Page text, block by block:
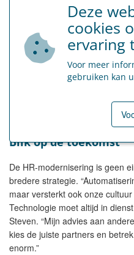
Technologie die
Bij D’M&S versterkt
Minder administratief werk
ondersteuning. “Digitalisering
bieden we een betrouwbare
Blik op de toekomst
De HR-modernisering is geen
bredere strategie.
maar versterkt ook onze
Technologie moet altijd in
Steven. “Mijn advies aan
kies de juiste partners en
enorm.”
Deze
cookies
ervaring
Voor meer
gebruiken kan